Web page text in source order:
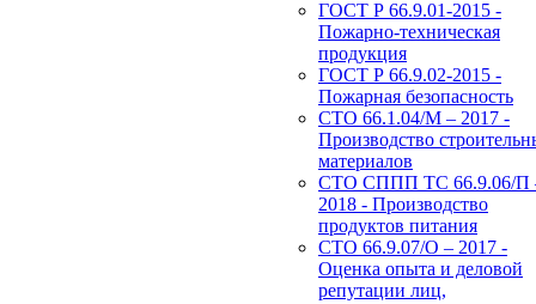
ГОСТ Р 66.9.01-2015 -
Пожарно-техническая
продукция
ГОСТ Р 66.9.02-2015 -
Пожарная безопасность
СТО 66.1.04/М – 2017 -
Производство
материалов
СТО СППП ТС 66.9.06/П
2018 - Производство
продуктов питания
СТО 66.9.07/О – 2017 -
Оценка опыта и деловой
репутации лиц,